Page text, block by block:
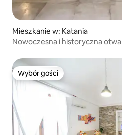
Mieszkanie w: Katania
Nowoczesna i historyczna
Wybór gości
Wybór gości